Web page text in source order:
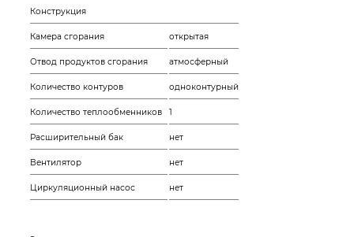
Конструкция
Камера сгорания открытая
Отвод продуктов сгорания атмосферный
Количество контуров одноконтурный
Количество теплообменников 1
Расширительный бак нет
Вентилятор нет
Циркуляционный насос нет